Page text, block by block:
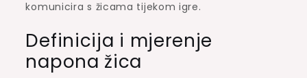
komunicira s žicama tijekom igre.
Definicija i mjerenje
napona žica